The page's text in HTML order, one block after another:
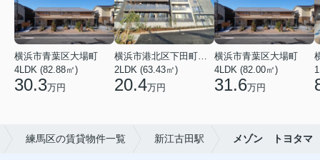
横浜市青葉区大場町
4LDK (82.88㎡)
30.3万円
2LDK (63.43㎡)
20.4万円
横浜市青葉区大場町
4LDK (82.00㎡)
31.6万円
練馬区の賃貸物件一覧 新江古田駅 メゾン トヨタマ